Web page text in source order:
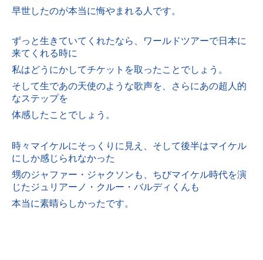
早世したのが本当に悔やまれる人です。
ずっと生きていてくれたなら、
ワールドツアーで日本に
来てくれる時に
私はどうにかしてチケットを取ったことでしょう。
そして生であの天使のような歌声を、さらにあの超人的
なステップを
体感したことでしょう。
時々マイケルにそっくりに見え、そして後半はマイケル
にしか感じられなかった
甥のジャファー・ジャクソンも、 ちびマイケル時代を演
じたジュリアーノ・クルー・バルディくんも
本当に素晴らしかったです。